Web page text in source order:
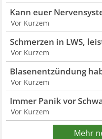
Kann euer
Vor Kurzem
Schmerzen in LWS,
Vor Kurzem
Blasenentzündung
Vor Kurzem
Immer Panik vor
Vor Kurzem
Mehr